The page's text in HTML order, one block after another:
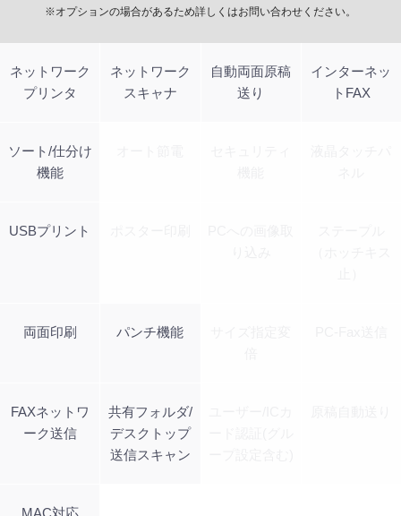
※オプションの場合があるため詳しくはお問い合わせください。
ネットワーク
プリンタ
ネットワーク
スキャナ
自動両面原稿
送り
インターネッ
トFAX
ソート/仕分け
機能
USBプリント
両面印刷 パンチ機能
FAXネットワ
ーク送信
共有フォルダ/
デスクトップ
送信スキャン
MAC対応